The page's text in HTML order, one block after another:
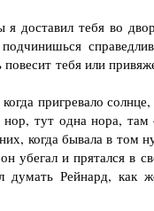
тебя во
тебя или
пригревало
тут одна нора, там
когда бывала в том
убегал и прятался в
Рейнард, как